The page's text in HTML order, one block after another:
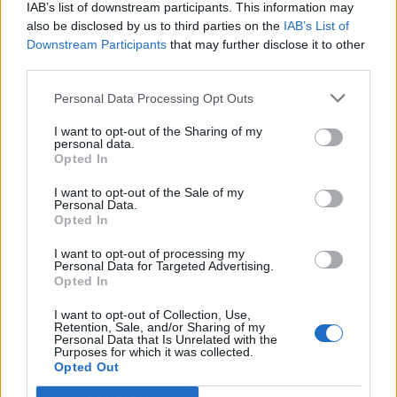
IAB’s list of downstream participants. This information may
also be disclosed by us to third parties on the IAB’s List of
Downstream Participants that may further disclose it to other
Personal Data Processing Opt Outs
I want to opt-out of the Sharing of my
personal data.
Opted In
I want to opt-out of the Sale of my
Personal Data.
Opted In
I want to opt-out of processing my
Personal Data for Targeted Advertising.
Opted In
I want to opt-out of Collection, Use,
Retention, Sale, and/or Sharing of my
Personal Data that Is Unrelated with the
Purposes for which it was collected.
Opted Out
Alejandro Tabilo e pelo belga Alexander Blockx.
Um dos momentos mais aguardados da semana foi
de três torneios do Grand Slam.
A edição de 2026 ficou igualmente marcada pela maior
representação portuguesa de sempre num torneio ATP
realizado em território nacional. Nuno Borges, Jaime
Faria, Henrique Rocha, Frederico Ferreira Silva, Tiago
Pereira e Tiago Torres integraram o quadro principal,
beneficiando, de igual modo, da reorganização dos wild
cards após as entradas diretas de alguns jogadores.
Entre os portugueses, Tiago Torres e Jaime Faria
protagonizaram as melhores campanhas da edição,
ambos alcançando os quartos de final. Torres assinou
um dos resultados mais marcantes do torneio ao
eliminar o chileno Alejandro Tabilo, terceiro cabeça de
português
Publicado 20 horas atrás on 07/08/2026
A cidade de Castelo Branco, na região Centro de
Portugal, acolhe, nos dias 4 e 5 de setembro, no Centro
de Cultura Contemporânea de Castelo Branco (CCCCB),
a primeira edição da “Bienal Internacional de Artes e
Ofícios”, iniciativa organizada pela Câmara Municipal de
Castelo Branco, através da Divisão de Museus e Cultura,
e integrada na programação do “Festival Sabores de
A Bienal nasce na sequência da inclusão de Castelo
Branco na “Rede de Cidades Criativas da UNESCO”,
distinção atribuída em 31 de outubro de 2023, na